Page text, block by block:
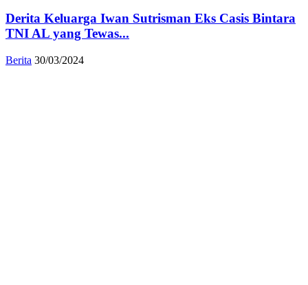
Derita Keluarga Iwan Sutrisman Eks Casis Bintara
TNI AL yang Tewas...
Berita 30/03/2024